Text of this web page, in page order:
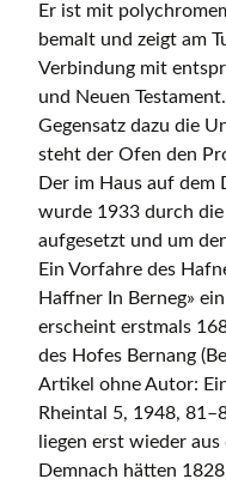
Er ist mit
bemalt und zeigt am
Verbindung mit
und Neuen
Gegensatz dazu die
steht der Ofen den
Der im Haus auf dem
wurde 1933 durch
aufgesetzt und um
Ein Vorfahre des
Haffner In Berneg»
erscheint erstmals
des Hofes Bernang
Artikel ohne Autor:
Rheintal 5, 1948,
liegen erst wieder
Demnach hätten